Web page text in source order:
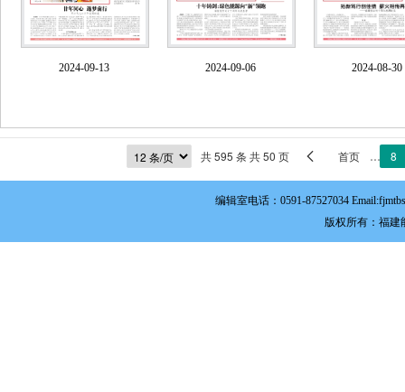
2024-09-13 2024-09-06 2024-08-30
共 595 条 共 50 页  首页 … 8
编辑室电话：0591-87527034
版权所有：福建